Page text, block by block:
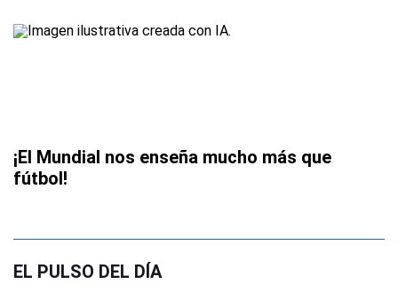
¡El Mundial nos enseña mucho más que
fútbol!
EL PULSO DEL DÍA